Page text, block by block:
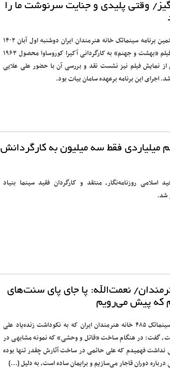
وقتی پلیدی و جنایت سرنوشت ما را
پانصد و پنجاه و هشتمین برنامه سینماتک خانه هنرمندان ایران دوشنبه اول آبان ۱۴۰۲
ساعت ۱۷ به نمایش فیلم «بهشت و جهنم» به کارگردانی آکیرا کوروساوا محصول ۱۹۶۳
نمایش فیلم نیز نشست نقد و بررسی آن با حضور علی علایی
اجرای این برنامه برعهده سامان بیات بود.
میلیاردی فقط سه میلیون به کارگردانش
اسلامی روزنامه‌نگار، منتقد و کارگردان فقید سینما بنیاد
شد.
نعمت‌الله: پا جای پای سنت‌های
که پیش می‌رویم
حمید نعمت‌الله در سینماتک ۴۸۵ خانه هنرمندان ایران که به نکوداشت زنده‌یاد علی
گفت: در هنگام ساخت «قاتل و وحشی» که نمونه مشابهی در
نداشت فهمیدم که علی حاتمی در ساخت آثارش چقدر تنها بوده
دوران قاجار می‌سازیم و برایمان ساده است، به دلیل […]